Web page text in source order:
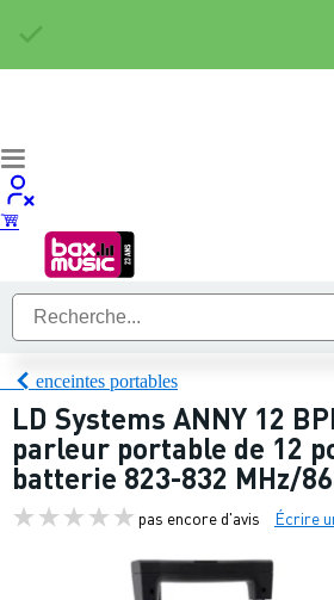
enceintes portables
LD Systems ANNY 12
parleur portable de 12
batterie 823-832 MHz/
pas encore d'avis Écrire